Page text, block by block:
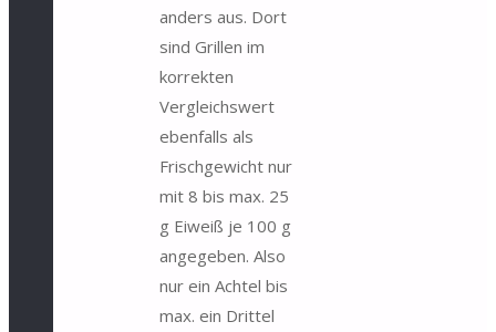
anders aus. Dort
sind Grillen im
korrekten
Vergleichswert
ebenfalls als
Frischgewicht nur
mit 8 bis max. 25
g Eiweiß je 100 g
angegeben. Also
nur ein Achtel bis
max. ein Drittel